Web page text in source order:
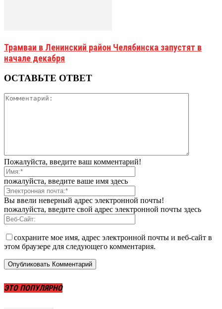
Трамваи в Ленинский район Челябинска запустят в
начале декабря
ОСТАВЬТЕ ОТВЕТ
Пожалуйста, введите ваш комментарий!
пожалуйста, введите ваше имя здесь
Вы ввели неверный адрес электронной почты!
пожалуйста, введите свой адрес электронной почты здесь
сохраните мое имя, адрес электронной почты и веб-сайт в
этом браузере для следующего комментария.
ЭТО ПОПУЛЯРНО